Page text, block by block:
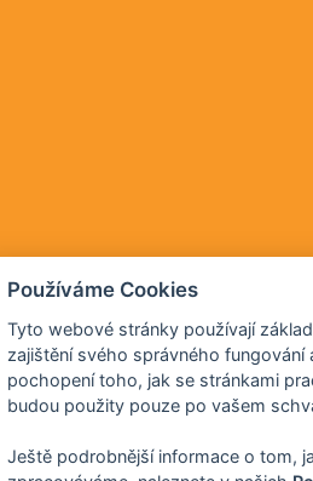
Používáme Cookies
Tyto webové stránky používají
zajištění svého správného fungování
pochopení toho, jak se stránkami
budou použity pouze po vašem
Ještě podrobnější informace o tom,